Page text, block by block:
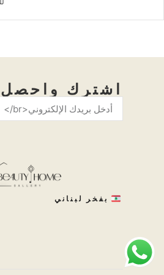
اشترك
بفخر لبناني